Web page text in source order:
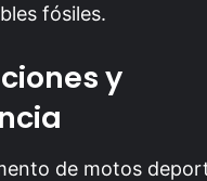
fósiles.
y
de motos